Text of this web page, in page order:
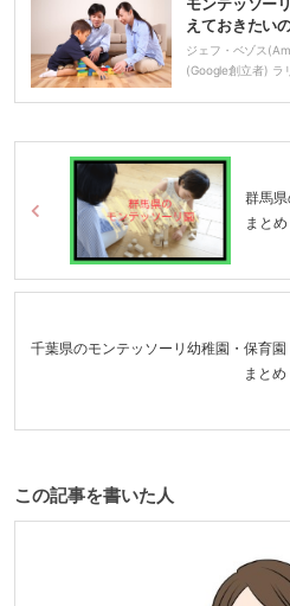
モンテッソー
えておきたい
ジェフ・ベゾス
(Google創立者) ラ
群馬
まとめ
千葉県のモンテッソーリ幼稚園・保育園
まとめ
この記事を書いた人